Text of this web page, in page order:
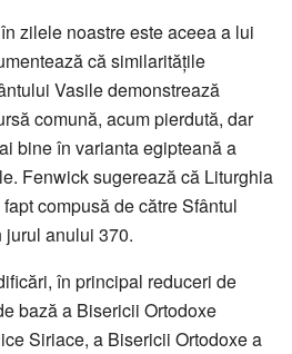
zilele noastre este aceea a lui
că similarităţile
Vasile demonstrează
comună, acum pierdută, dar
bine în varianta egipteană a
Fenwick sugerează că Liturghia
compusă de către Sfântul
jurul anului 370.
în principal reduceri de
bază a Bisericii Ortodoxe
Siriace, a Bisericii Ortodoxe a